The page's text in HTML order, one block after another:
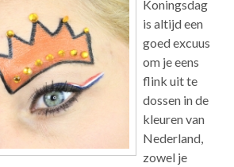
Koningsdag
is altijd een
goed excuus
om je eens
flink uit te
dossen in de
kleuren van
Nederland,
zowel je